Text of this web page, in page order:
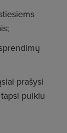
prašysi
puikiu